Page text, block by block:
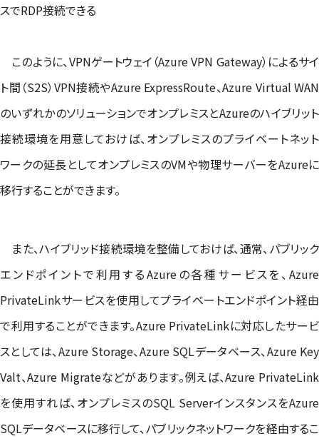
スでRDP接続できる
このように、VPNゲートウェイ（Azure VPN Gateway）によるサイ
ト間（S2S）VPN接続やAzure ExpressRoute、Azure Virtual WAN
のいずれかのソリューションでオンプレミスとAzureのハイブリット
接続環境を用意しておけば、オンプレミスのプライベートネット
ワークの延長としてオンプレミスのVMや物理サーバーをAzureに
移行することができます。
また、ハイブリッド接続環境を整備しておけば、通常、パブリック
エンドポイントで利用するAzureの各種サービスを、Azure
PrivateLinkサービスを使用してプライベートエンドポイント経由
で利用することができます。Azure PrivateLinkに対応したサービ
スとしては、Azure Storage、Azure SQLデータベース、Azure Key
Valt、Azure Migrateなどがあります。例えば、Azure PrivateLink
を使用すれば、オンプレミスのSQL ServerインスタンスをAzure
SQLデータベースに移行して、パブリックネットワークを経由するこ